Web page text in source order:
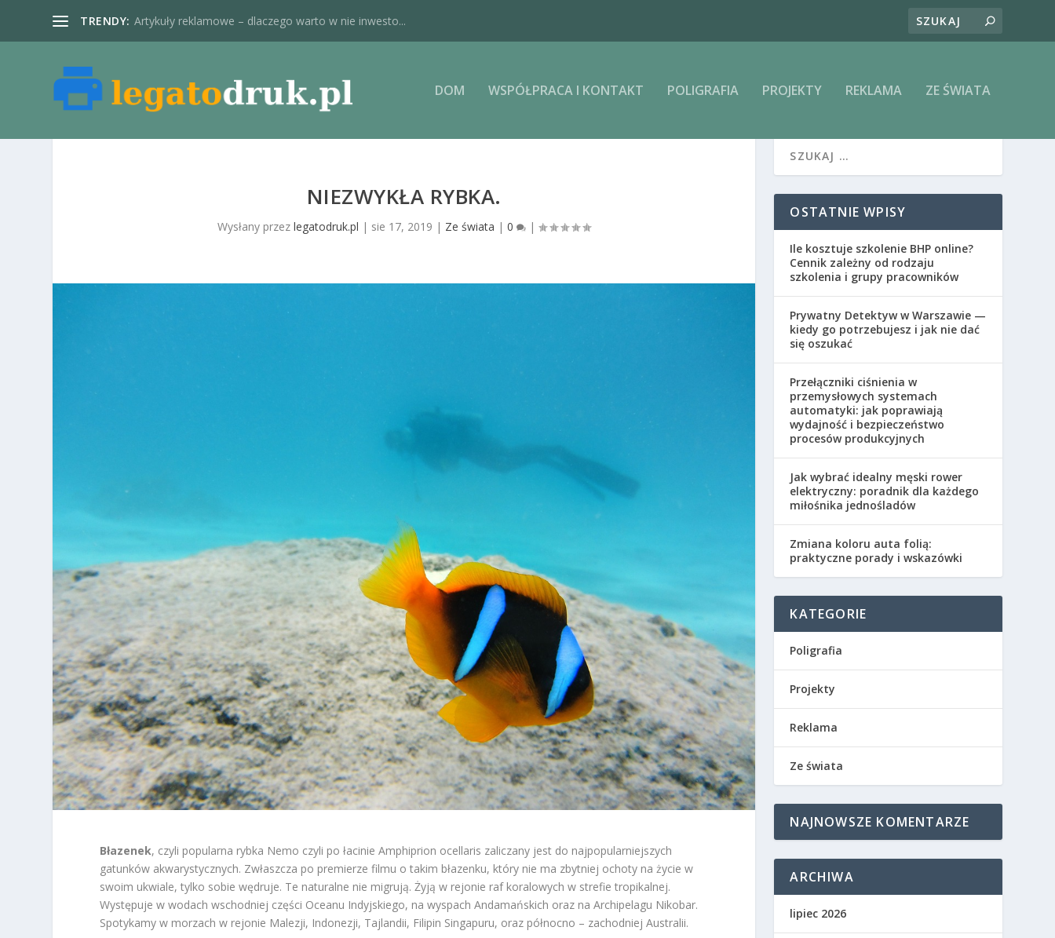
TRENDY: Artykuły reklamowe – dlaczego warto w nie inwesto...
DOM WSPÓŁPRACA I KONTAKT POLIGRAFIA PROJEKTY REKLAMA ZE ŚWIATA
NIEZWYKŁA RYBKA.
Wysłany przezlegatodruk.pl | sie 17, 2019 | Ze świata |0 |
Błazenek, czyli popularna rybka Nemo czyli po łacinie Amphiprion ocellaris zaliczany jest do najpopularniejszych
gatunków akwarystycznych. Zwłaszcza po premierze filmu o takim błazenku, który nie ma zbytniej ochoty na życie w
swoim ukwiale, tylko sobie wędruje. Te naturalne nie migrują. Żyją w rejonie raf koralowych w strefie tropikalnej.
Występuje w wodach wschodniej części Oceanu Indyjskiego, na wyspach Andamańskich oraz na Archipelagu Nikobar.
Spotykamy w morzach w rejonie Malezji, Indonezji, Tajlandii, Filipin Singapuru, oraz północno – zachodniej Australii.
OSTATNIE WPISY
Ile kosztuje szkolenie BHP online?
Cennik zależny od rodzaju
szkolenia i grupy pracowników
Prywatny Detektyw w Warszawie —
kiedy go potrzebujesz i jak nie dać
się oszukać
Przełączniki ciśnienia w
przemysłowych systemach
automatyki: jak poprawiają
wydajność i bezpieczeństwo
procesów produkcyjnych
Jak wybrać idealny męski rower
elektryczny: poradnik dla każdego
miłośnika jednośladów
Zmiana koloru auta folią:
praktyczne porady i wskazówki
KATEGORIE
Poligrafia
Projekty
Reklama
Ze świata
NAJNOWSZE KOMENTARZE
ARCHIWA
lipiec 2026